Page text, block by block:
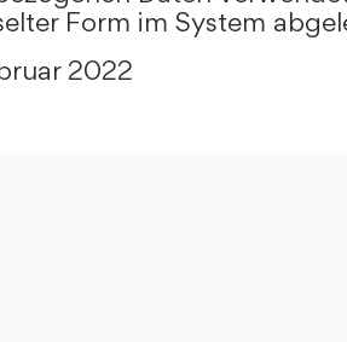
Form im System
2022